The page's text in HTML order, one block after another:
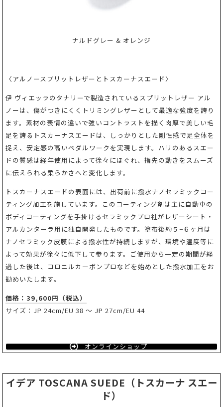
ナルドグレー & オレンジ
〈アルノースプリットレザーとトスカーナスエード〉
伊 ヴィエッラのタナリーで製造されているスプリットレザー アル
ノーは、傷がつきにくくトリミングレザーとして最適な強度を誇り
ます。素材の表情の違いで強いコントラストを描く肉厚で美しい毛
足を誇るトスカーナスエードは、しっかりとした剛性感で足全体を
捉え、安定感の高いペダルワークを実現します。ハリのあるスエー
ドの質感は経年使用によって徐々にほぐれ、指先の動きをスムーズ
に伝えられる柔らかさへと変化します。
トスカーナスエードの表面には、出荷前に撥水ナノセラミックコー
ティング加工を施しています。このコーティング剤は主に自動車の
ボディコーティングを手掛けるセラミックプロ社がレザーシート・
アルカンターラ用に独自開発したものです。塗布後約５−６ヶ月は
ナノセラミック皮膜による撥水性が持続しますが、環境や温度等に
よって効果が徐々に低下して参ります。ご使用から一定の期間が経
過した後は、コロニルカーボンプロなどを始めとした撥水加工をお
勧めいたします。
価格：39,600円（税込）
サイズ：JP 24cm/EU 38 ～ JP 27cm/EU 44
オンラインショップ
イデア TOSCANA SUEDE（トスカーナ スエー
ド）